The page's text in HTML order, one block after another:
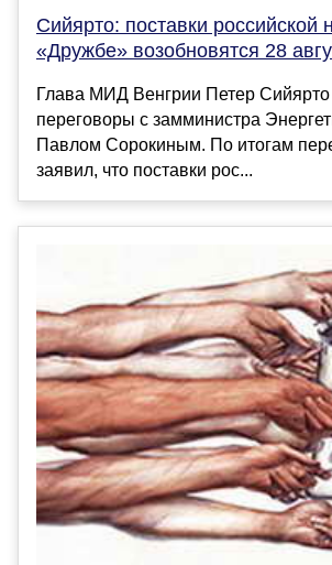
Сийярто: поставки российской
«Дружбе» возобновятся 28
Глава МИД Венгрии Петер Сийярто
переговоры с замминистра
Павлом Сорокиным. По итогам
заявил, что поставки рос...